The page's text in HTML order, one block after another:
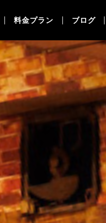
料金プラン ブログ